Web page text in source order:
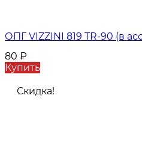
ОПГ VIZZINI 819 TR-90 (в
80 ₽
Купить
Скидка!